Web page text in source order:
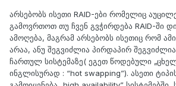
არსებობს ისეთი RAID-ები რომელიც
გამოვრთოთ თუ ჩვენ გვჭირდება RAID-ში
ამოღება, მაგრამ არსებობს ისეთიც რომ
არაა, ანუ შეგვიძლია პირდაპირ
ჩართულ სისტემაზე( ეგეთ წოდებული
ინგლისურად : “hot swapping”). ასეთი